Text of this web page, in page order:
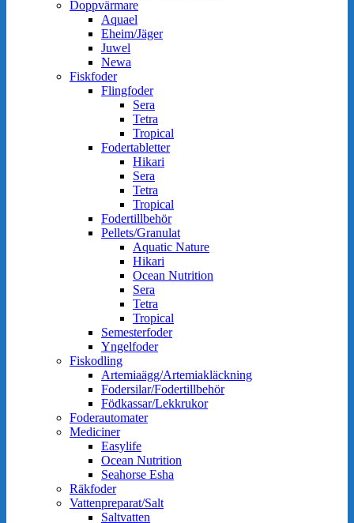
Doppvärmare
Aquael
Eheim/Jäger
Juwel
Newa
Fiskfoder
Flingfoder
Sera
Tetra
Tropical
Fodertabletter
Hikari
Sera
Tetra
Tropical
Fodertillbehör
Pellets/Granulat
Aquatic Nature
Hikari
Ocean Nutrition
Sera
Tetra
Tropical
Semesterfoder
Yngelfoder
Fiskodling
Artemiaägg/Artemiakläckning
Fodersilar/Fodertillbehör
Födkassar/Lekkrukor
Foderautomater
Mediciner
Easylife
Ocean Nutrition
Seahorse Esha
Räkfoder
Vattenpreparat/Salt
Saltvatten